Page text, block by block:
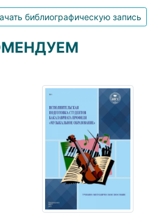
библиографическую запись